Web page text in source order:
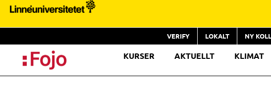
VERIFY LOKALT NY
KURSER AKTUELLT KLIMAT